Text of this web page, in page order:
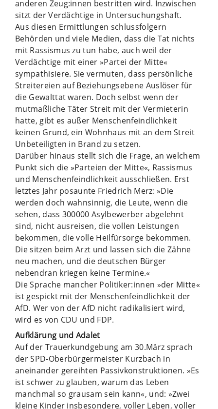
anderen Zeug:innen bestritten wird. Inzwischen
sitzt der Verdächtige in Untersuchungshaft.
Aus diesen Ermittlungen schlussfolgern
Behörden und viele Medien, dass die Tat nichts
mit Rassismus zu tun habe, auch weil der
Verdächtige mit einer »Partei der Mitte«
sympathisiere. Sie vermuten, dass persönliche
Streitereien auf Beziehungsebene Auslöser für
die Gewalttat waren. Doch selbst wenn der
mutmaßliche Täter Streit mit der Vermieterin
hatte, gibt es außer Menschenfeindlichkeit
keinen Grund, ein Wohnhaus mit an dem Streit
Unbeteiligten in Brand zu setzen.
Darüber hinaus stellt sich die Frage, an welchem
Punkt sich die »Parteien der Mitte«, Rassismus
und Menschenfeindlichkeit ausschließen. Erst
letztes Jahr posaunte Friedrich Merz: »Die
werden doch wahnsinnig, die Leute, wenn die
sehen, dass 300000 Asylbewerber abgelehnt
sind, nicht ausreisen, die vollen Leistungen
bekommen, die volle Heilfürsorge bekommen.
Die sitzen beim Arzt und lassen sich die Zähne
neu machen, und die deutschen Bürger
nebendran kriegen keine Termine.«
Die Sprache mancher Politi­ker:innen »der Mitte«
ist gespickt mit der Menschenfeindlichkeit der
AfD. Wer von der AfD nicht radikalisiert wird,
wird es von CDU und FDP.
Aufklärung und Adalet
Auf der Trauerkundgebung am 30.März sprach
der SPD-Oberbürgermeister Kurzbach in
aneinander gereihten Passivkonstruktionen. »Es
ist schwer zu glauben, warum das Leben
manchmal so grausam sein kann«, und: »Zwei
kleine Kinder insbesondere, voller Leben, voller